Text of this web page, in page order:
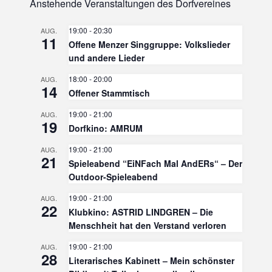
Anstehende Veranstaltungen des Dorfvereines
AUG.
11
19:00 -20:30
Offene Menzer Singgruppe: Volkslieder
und andere Lieder
AUG.
14
18:00 -20:00
Offener Stammtisch
AUG.
19
19:00 -21:00
Dorfkino: AMRUM
AUG.
21
19:00 -21:00
Spieleabend “EiNFach Mal AndERs“ – Der
Outdoor-Spieleabend
AUG.
22
19:00 -21:00
Klubkino: ASTRID LINDGREN – Die
Menschheit hat den Verstand verloren
AUG.
28
19:00 -21:00
Literarisches Kabinett – Mein schönster